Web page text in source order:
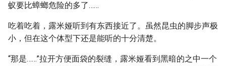
蚁要比蟑螂危险的多了……
吃着吃着，露米娅听到有东西接近了。虽然昆虫的脚步声极
小，但在这个体型下还是能听的十分清楚。
“那是……”拉开方便面袋的裂缝，露米娅看到黑暗的之中一个